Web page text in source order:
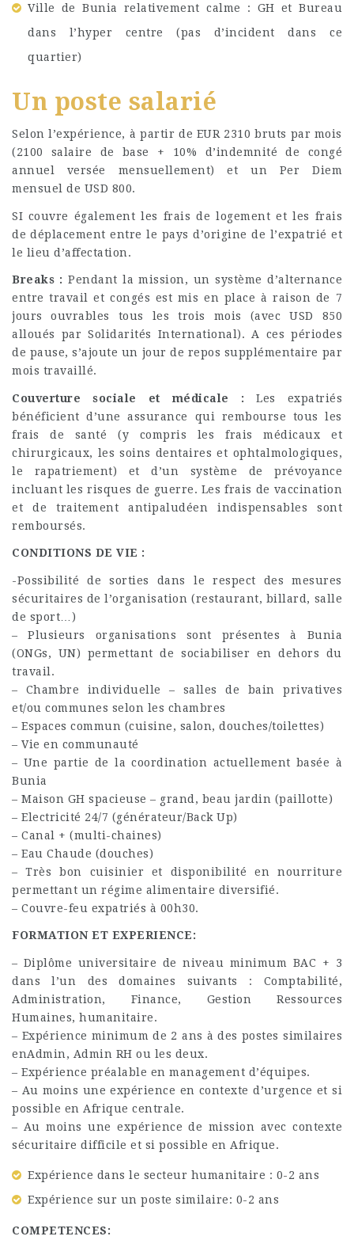
Ville de Bunia relativement calme : GH et Bureau
dans l’hyper centre (pas d’incident dans ce
quartier)
Un poste salarié
Selon l’expérience, à partir de EUR 2310 bruts par mois
(2100 salaire de base + 10% d’indemnité de congé
annuel versée mensuellement) et un Per Diem
mensuel de USD 800.
SI couvre également les frais de logement et les frais
de déplacement entre le pays d’origine de l’expatrié et
le lieu d’affectation.
Breaks : Pendant la mission, un système d’alternance
entre travail et congés est mis en place à raison de 7
jours ouvrables tous les trois mois (avec USD 850
alloués par Solidarités International). A ces périodes
de pause, s’ajoute un jour de repos supplémentaire par
mois travaillé.
Couverture sociale et médicale : Les expatriés
bénéficient d’une assurance qui rembourse tous les
frais de santé (y compris les frais médicaux et
chirurgicaux, les soins dentaires et ophtalmologiques,
le rapatriement) et d’un système de prévoyance
incluant les risques de guerre. Les frais de vaccination
et de traitement antipaludéen indispensables sont
remboursés.
CONDITIONS DE VIE :
-Possibilité de sorties dans le respect des mesures
sécuritaires de l’organisation (restaurant, billard, salle
de sport…)
– Plusieurs organisations sont présentes à Bunia
(ONGs, UN) permettant de sociabiliser en dehors du
travail.
– Chambre individuelle – salles de bain privatives
et/ou communes selon les chambres
– Espaces commun (cuisine, salon, douches/toilettes)
– Vie en communauté
– Une partie de la coordination actuellement basée à
Bunia
– Maison GH spacieuse – grand, beau jardin (paillotte)
– Electricité 24/7 (générateur/Back Up)
– Canal + (multi-chaines)
– Eau Chaude (douches)
– Très bon cuisinier et disponibilité en nourriture
permettant un régime alimentaire diversifié.
– Couvre-feu expatriés à 00h30.
FORMATION ET EXPERIENCE:
– Diplôme universitaire de niveau minimum BAC + 3
dans l’un des domaines suivants : Comptabilité,
Administration, Finance, Gestion Ressources
Humaines, humanitaire.
– Expérience minimum de 2 ans à des postes similaires
enAdmin, Admin RH ou les deux.
– Expérience préalable en management d’équipes.
– Au moins une expérience en contexte d’urgence et si
possible en Afrique centrale.
– Au moins une expérience de mission avec contexte
sécuritaire difficile et si possible en Afrique.
Expérience dans le secteur humanitaire : 0-2 ans
Expérience sur un poste similaire: 0-2 ans
COMPETENCES: